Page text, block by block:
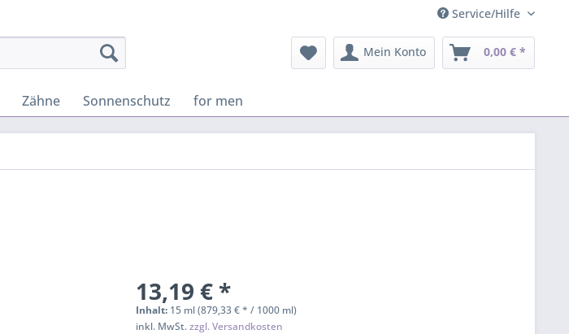
Service/Hilfe
Mein Konto 0,00 € *
Zähne Sonnenschutz for men
13,19 € *
Inhalt: 15 ml (879,33 € * / 1000 ml)
inkl. MwSt.zzgl. Versandkosten